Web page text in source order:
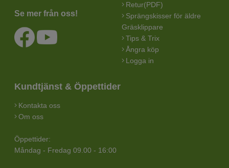
Se mer från oss!
Retur(PDF)
Sprängskisser för äldre
Gräsklippare
Tips & Trix
Ångra köp
Logga in
Kundtjänst & Öppettider
Kontakta oss
Om oss
Öppettider:
Måndag - Fredag 09.00 - 16:00